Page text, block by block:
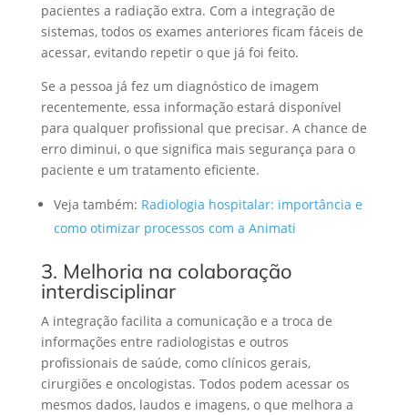
pacientes a radiação extra. Com a integração de
sistemas, todos os exames anteriores ficam fáceis de
acessar, evitando repetir o que já foi feito.
Se a pessoa já fez um diagnóstico de imagem
recentemente, essa informação estará disponível
para qualquer profissional que precisar. A chance de
erro diminui, o que significa mais segurança para o
paciente e um tratamento eficiente.
Veja também: Radiologia hospitalar: importância e
como otimizar processos com a Animati
3. Melhoria na colaboração
interdisciplinar
A integração facilita a comunicação e a troca de
informações entre radiologistas e outros
profissionais de saúde, como clínicos gerais,
cirurgiões e oncologistas. Todos podem acessar os
mesmos dados, laudos e imagens, o que melhora a